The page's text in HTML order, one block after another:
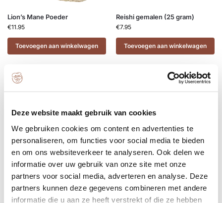
Deze website maakt gebruik van cookies
We gebruiken cookies om content en advertenties te
personaliseren, om functies voor social media te bieden
en om ons websiteverkeer te analyseren. Ook delen we
informatie over uw gebruik van onze site met onze
partners voor social media, adverteren en analyse. Deze
partners kunnen deze gegevens combineren met andere
informatie die u aan ze heeft verstrekt of die ze hebben
Lion’s Mane Poeder
€11.95
Toevoegen aan winkelwagen
Reishi gemalen (25 gram)
€7.95
Toevoegen aan winkelwagen
Nieuw zakje broed voor growkit
(opstartmateriaal)
4.95 - €5.95
Four Sigmatic Filterkoffie met
Lion’s Mane (pruikzwam) en
Chaga.